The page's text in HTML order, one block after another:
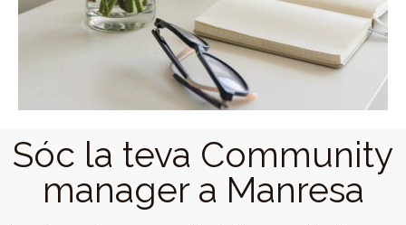
Sóc la teva Community
manager a Manresa